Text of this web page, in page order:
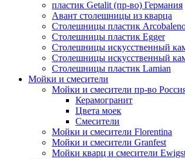
пластик Getalit (пр-во) Германия
Авант столешницы из кварца
Столешницы пластик
Столешницы пластик Egger
Столешницы искусственный
Столешницы искусственный
Столешницы пластик Lamian
Мойки и смесители
Мойки и смесители пр-во
Керамогранит
Цвета моек
Смесители
Мойки и смесители Florentina
Мойки и смесители Granfest
Мойки кварц и смесители